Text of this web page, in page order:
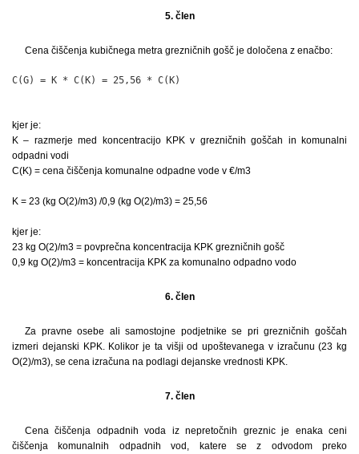
5. člen
Cena čiščenja kubičnega metra grezničnih gošč je določena z enačbo:
C(G) = K * C(K) = 25,56 * C(K)
kjer je:
K – razmerje med koncentracijo KPK v grezničnih goščah in komunalni
odpadni vodi
C(K) = cena čiščenja komunalne odpadne vode v €/m3
K = 23 (kg O(2)/m3) /0,9 (kg O(2)/m3) = 25,56
kjer je:
23 kg O(2)/m3 = povprečna koncentracija KPK grezničnih gošč
0,9 kg O(2)/m3 = koncentracija KPK za komunalno odpadno vodo
6. člen
Za pravne osebe ali samostojne podjetnike se pri grezničnih goščah
izmeri dejanski KPK. Kolikor je ta višji od upoštevanega v izračunu (23 kg
O(2)/m3), se cena izračuna na podlagi dejanske vrednosti KPK.
7. člen
Cena čiščenja odpadnih voda iz nepretočnih greznic je enaka ceni
čiščenja komunalnih odpadnih vod, katere se z odvodom preko